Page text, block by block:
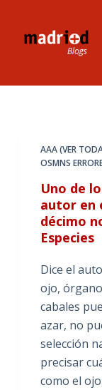
a
AAA (VER
OSMNS
Uno de
autor en
décimo
Especies
Dice el
ojo,
cabales
azar, no
selección
precisar
como el